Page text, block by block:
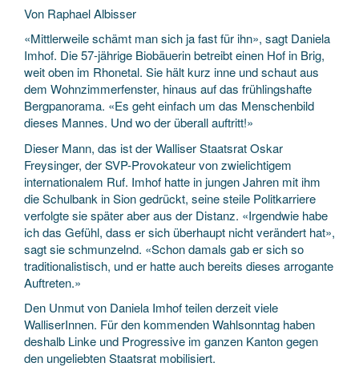
Von Raphael Albisser
«Mittlerweile schämt man sich ja fast für ihn», sagt Daniela
Imhof. Die 57-jährige Biobäuerin betreibt einen Hof in Brig,
weit oben im Rhonetal. Sie hält kurz inne und schaut aus
dem Wohnzimmerfenster, hinaus auf das frühlingshafte
Bergpanorama. «Es geht einfach um das Menschenbild
dieses Mannes. Und wo der überall auftritt!»
Dieser Mann, das ist der Walliser Staatsrat Oskar
Freysinger, der SVP-Provokateur von zwielichtigem
internationalem Ruf. Imhof hatte in jungen Jahren mit ihm
die Schulbank in Sion gedrückt, seine steile Politkarriere
verfolgte sie später aber aus der Distanz. «Irgendwie habe
ich das Gefühl, dass er sich überhaupt nicht verändert hat»,
sagt sie schmunzelnd. «Schon damals gab er sich so
traditionalistisch, und er hatte auch bereits dieses arrogante
Auftreten.»
Den Unmut von Daniela Imhof teilen derzeit viele
WalliserInnen. Für den kommenden Wahlsonntag haben
deshalb Linke und Progressive im ganzen Kanton gegen
den ungeliebten Staatsrat mobilisiert.